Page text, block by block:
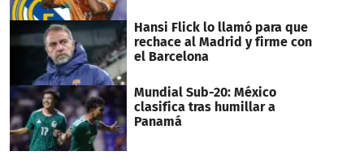
Hansi Flick lo llamó para que
rechace al Madrid y firme con
el Barcelona
Mundial Sub-20: México
clasifica tras humillar a
Panamá